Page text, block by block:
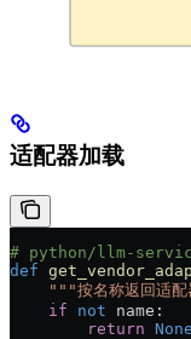
适配器加载
# python/llm-
def
"""按名称返回适配
    if
not name:
        return
None